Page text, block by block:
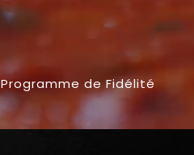
Programme de Fidélité